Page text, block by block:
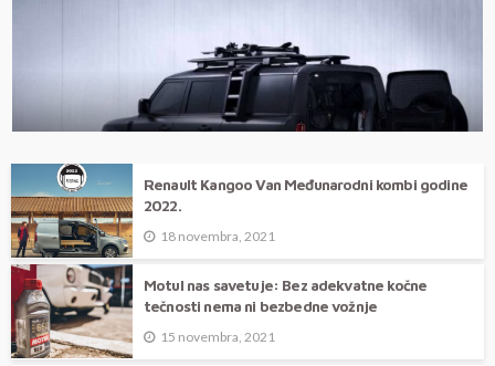
Renault Kangoo Van Međunarodni kombi godine
2022.
18 novembra, 2021
Motul nas savetuje: Bez adekvatne kočne
tečnosti nema ni bezbedne vožnje
15 novembra, 2021